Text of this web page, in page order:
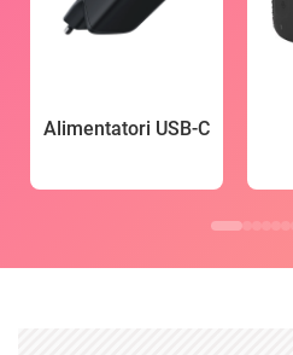
Alimentatori USB-C